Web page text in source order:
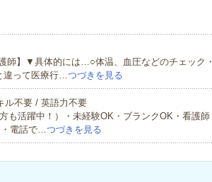
師】▼具体的には…○体温、血圧などのチェック・
違って医療行…つづきを見る
ル不要 / 英語力不要
活躍中！）・未経験OK・ブランクOK・看護師
・電話で…つづきを見る